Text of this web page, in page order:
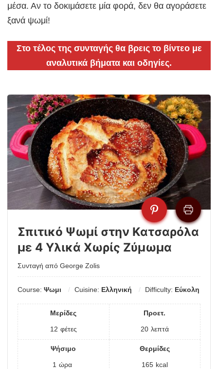
μέσα. Αν το δοκιμάσετε μία φορά, δεν θα αγοράσετε
ξανά ψωμί!
Στο τέλος της συνταγής θα βρεις το βίντεο με
αναλυτικά βήματα και οδηγίες.
Σπιτικό Ψωμί στην Κατσαρόλα
με 4 Υλικά Χωρίς Ζύμωμα
Συνταγή από George Zolis
Course: Ψωμι Cuisine: Ελληνική Difficulty: Εύκολη
Μερίδες
12 φέτες
Προετ.
20 λεπτά
Ψήσιμο
1 ώρα
Θερμίδες
165 kcal